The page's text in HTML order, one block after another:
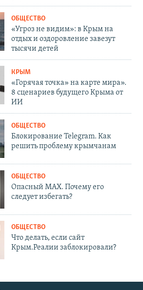
ОБЩЕСТВО
«Угроз не видим»: в Крым на
отдых и оздоровление завезут
тысячи детей
КРЫМ
«Горячая точка» на карте мира».
8 сценариев будущего Крыма от
ИИ
ОБЩЕСТВО
Блокирование Telegram. Как
решить проблему крымчанам
ОБЩЕСТВО
Опасный MAX. Почему его
следует избегать?
ОБЩЕСТВО
Что делать, если сайт
Крым.Реалии заблокировали?